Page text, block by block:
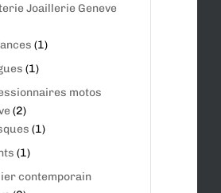
Joaillerie Geneve
11
o
u
t
11
o
c
motos
22
p
r
d
11
o
11
contemporain